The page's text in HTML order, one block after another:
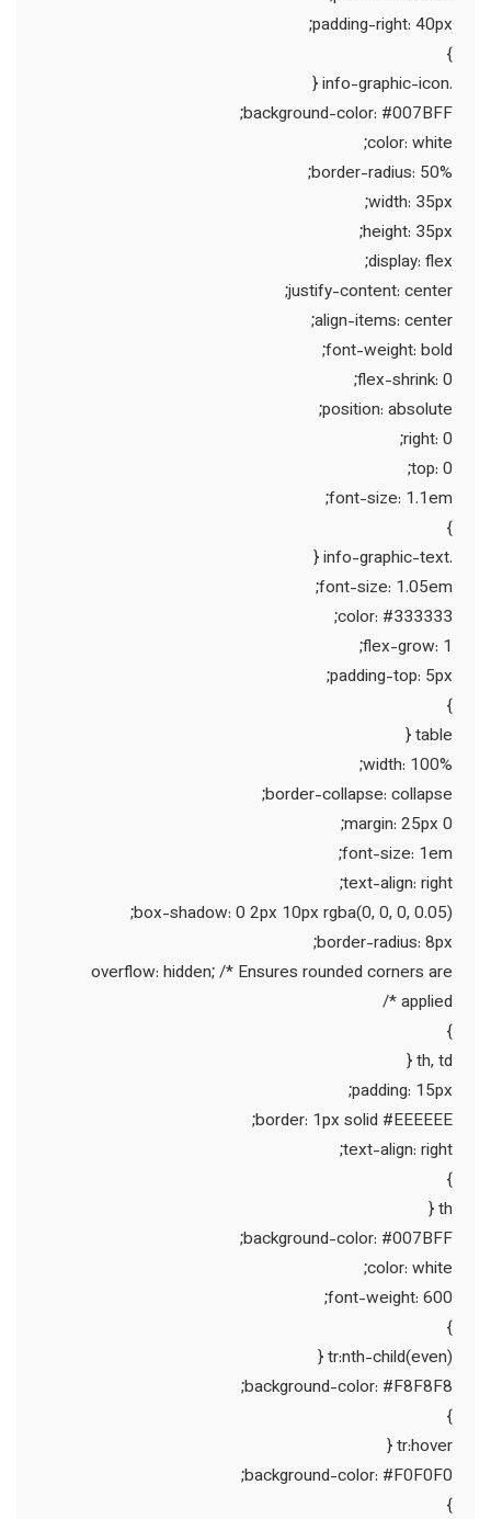
padding-right: 40px;
}
.info-graphic-icon {
background-color: #007BFF;
color: white;
border-radius: 50%;
width: 35px;
height: 35px;
display: flex;
justify-content: center;
align-items: center;
font-weight: bold;
flex-shrink: 0;
position: absolute;
right: 0;
top: 0;
font-size: 1.1em;
}
.info-graphic-text {
font-size: 1.05em;
color: #333333;
flex-grow: 1;
padding-top: 5px;
}
table {
width: 100%;
border-collapse: collapse;
margin: 25px 0;
font-size: 1em;
text-align: right;
box-shadow: 0 2px 10px rgba(0, 0, 0, 0.05);
border-radius: 8px;
overflow: hidden; /* Ensures rounded corners are
applied */
}
th, td {
padding: 15px;
border: 1px solid #EEEEEE;
text-align: right;
}
th {
background-color: #007BFF;
color: white;
font-weight: 600;
}
tr:nth-child(even) {
background-color: #F8F8F8;
}
tr:hover {
background-color: #F0F0F0;
}